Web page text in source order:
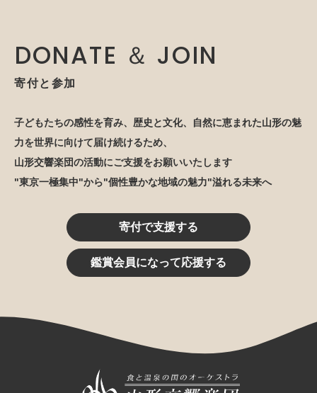
DONATE ＆ JOIN
寄付と参加
子どもたちの感性を育み、歴史と文化、自然に恵まれた山形の魅
力を世界に向けて届け続けるため、
山形交響楽団の活動にご支援をお願いいたします
"東京一極集中"から"個性豊かな地域の魅力"溢れる未来へ
寄付で支援する
鑑賞会員になって応援する